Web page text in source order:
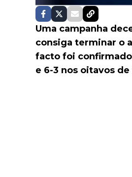
Uma campanha
consiga terminar o
facto foi
e 6-3 nos oitavos